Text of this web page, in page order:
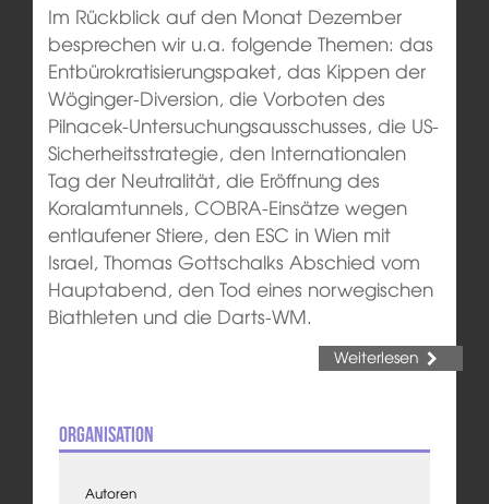
Im Rückblick auf den Monat Dezember
besprechen wir u.a. folgende Themen: das
Entbürokratisierungspaket, das Kippen der
Wöginger-Diversion, die Vorboten des
Pilnacek-Untersuchungsausschusses, die US-
Sicherheitsstrategie, den Internationalen
Tag der Neutralität, die Eröffnung des
Koralamtunnels, COBRA-Einsätze wegen
entlaufener Stiere, den ESC in Wien mit
Israel, Thomas Gottschalks Abschied vom
Hauptabend, den Tod eines norwegischen
Biathleten und die Darts-WM.
Weiterlesen
Organisation
Autoren